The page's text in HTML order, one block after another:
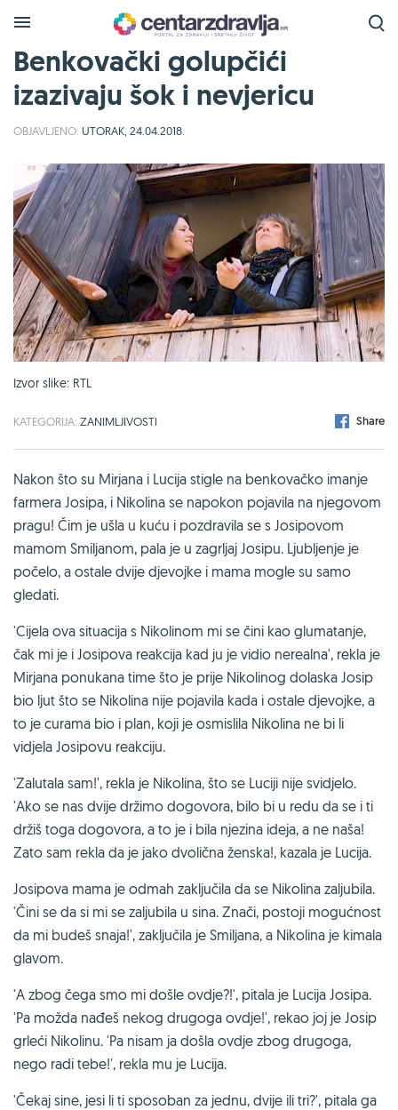
Benkovački golupčići
izazivaju šok i nevjericu
OBJAVLJENO: UTORAK, 24.04.2018.
Izvor slike: RTL
KATEGORIJA: ZANIMLJIVOSTI Share
Nakon što su Mirjana i Lucija stigle na benkovačko imanje
farmera Josipa, i Nikolina se napokon pojavila na njegovom
pragu! Čim je ušla u kuću i pozdravila se s Josipovom
mamom Smiljanom, pala je u zagrljaj Josipu. Ljubljenje je
počelo, a ostale dvije djevojke i mama mogle su samo
gledati.
'Cijela ova situacija s Nikolinom mi se čini kao glumatanje,
čak mi je i Josipova reakcija kad ju je vidio nerealna', rekla je
Mirjana ponukana time što je prije Nikolinog dolaska Josip
bio ljut što se Nikolina nije pojavila kada i ostale djevojke, a
to je curama bio i plan, koji je osmislila Nikolina ne bi li
vidjela Josipovu reakciju.
'Zalutala sam!', rekla je Nikolina, što se Luciji nije svidjelo.
'Ako se nas dvije držimo dogovora, bilo bi u redu da se i ti
držiš toga dogovora, a to je i bila njezina ideja, a ne naša!
Zato sam rekla da je jako dvolična ženska!, kazala je Lucija.
Josipova mama je odmah zaključila da se Nikolina zaljubila.
'Čini se da si mi se zaljubila u sina. Znači, postoji mogućnost
da mi budeš snaja!', zaključila je Smiljana, a Nikolina je kimala
glavom.
'A zbog čega smo mi došle ovdje?!', pitala je Lucija Josipa.
'Pa možda nađeš nekog drugoga ovdje!', rekao joj je Josip
grleći Nikolinu. 'Pa nisam ja došla ovdje zbog drugoga,
nego radi tebe!', rekla mu je Lucija.
'Čekaj sine, jesi li ti sposoban za jednu, dvije ili tri?', pitala ga